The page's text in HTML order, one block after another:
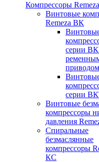
Компрессоры Remeza
Винтовые
Remeza ВК
серии
приводом
серии
Винтовые
компрессоры
давления
Спиральные
безмаслянные
компрессоры
КС